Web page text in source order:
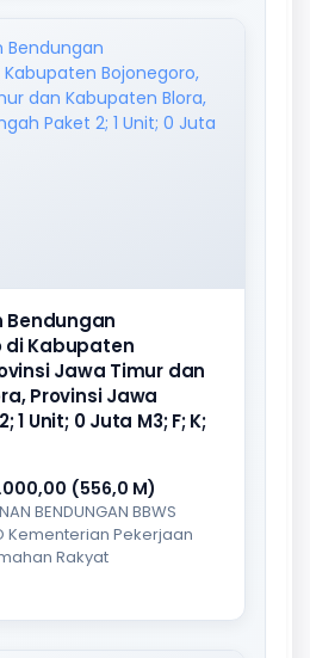
Bendungan
di Kabupaten
Jawa Timur dan
Provinsi Jawa
1 Unit; 0 Juta M3; F; K;
(556,0 M)
BENDUNGAN BBWS
Kementerian Pekerjaan
Rakyat